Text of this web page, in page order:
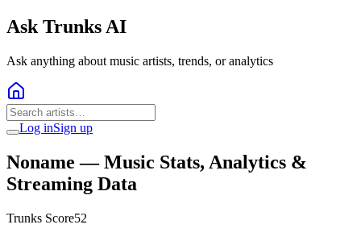
Ask Trunks AI
Ask anything about music artists, trends, or analytics
Log inSign up
Noname — Music Stats, Analytics &
Streaming Data
Trunks Score52